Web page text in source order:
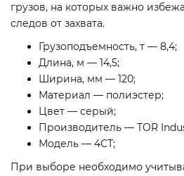
грузов, на которых важно
следов от захвата.
Грузоподъемность, т — 8,4;
Длина, м — 14,5;
Ширина, мм — 120;
Материал — полиэстер;
Цвет — серый;
Производитель — TOR
Модель — 4СТ;
При выборе необходимо